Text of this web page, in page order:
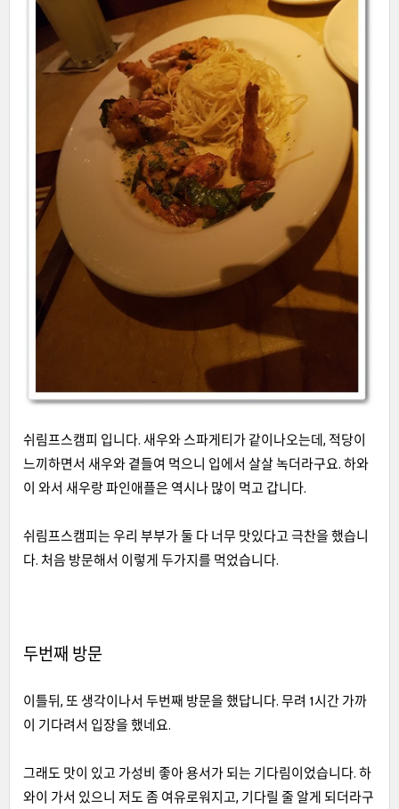
쉬림프스캠피 입니다. 새우와 스파게티가 같이나오는데, 적당이
느끼하면서 새우와 곁들여 먹으니 입에서 살살 녹더라구요. 하와
이 와서 새우랑 파인애플은 역시나 많이 먹고 갑니다.
쉬림프스캠피는 우리 부부가 둘 다 너무 맛있다고 극찬을 했습니
다. 처음 방문해서 이렇게 두가지를 먹었습니다.
두번째 방문
이틀뒤, 또 생각이나서 두번째 방문을 했답니다. 무려 1시간 가까
이 기다려서 입장을 했네요.
그래도 맛이 있고 가성비 좋아 용서가 되는 기다림이었습니다. 하
와이 가서 있으니 저도 좀 여유로워지고, 기다릴 줄 알게 되더라구